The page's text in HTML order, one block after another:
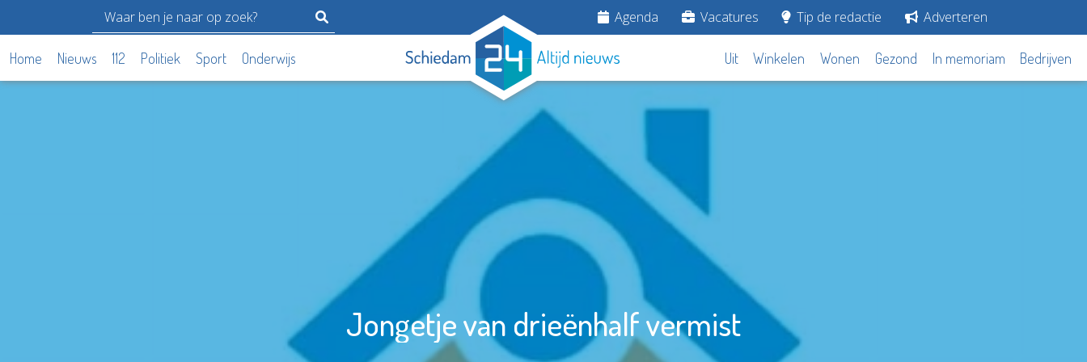
Agenda Vacatures Tip de redactie Adverteren
Home Nieuws 112 Politiek Sport Onderwijs Uit Winkelen Wonen Gezond In memoriam Bedrijven
Jongetje van drieënhalf vermist